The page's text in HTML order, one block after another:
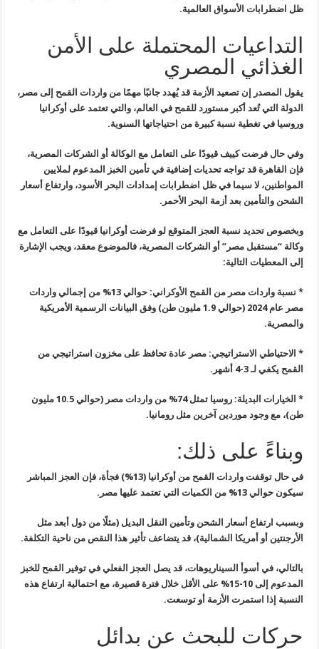
ظل اضطرابات الأسواق العالمية.
التداعيات المحتملة على الأمن
الغذائي المصري
يقول المصدر إن تصعيد الأزمة قد يُهدد جانبًا مهمًا من واردات القمح إلى مصر،
الدولة التي تُعد أكبر مستورد للقمح في العالم، والتي تعتمد على أوكرانيا
وروسيا في تغطية نسبة كبيرة من احتياجاتها السنوية.
وفي حال فرضت كييف قيودًا على التعامل مع الوكالة أو الشركات المصرية،
فإن القاهرة قد تواجه تحديات إضافية في تأمين الخبز المدعوم لملايين
المواطنين، لا سيما في ظل اضطرابات إمدادات البحر الأسود، وارتفاع أسعار
الشحن والتأمين بعد أزمة البحر الأحمر .
وبخصوص تحديد نسبة العجز المتوقع لو فرضت أوكرانيا قيودًا على التعامل مع
وكالة “مستقبل مصر” أو الشركات المصرية، فالموضوع معقد، ويجب الإشارة
إلى المعطيات التالية:
*
نسبة واردات مصر من القمح الأوكراني: حوالي 13% من إجمالي واردات
مصر
عام 2024 (حوالي 1.9 مليون طن) وفق البيانات الرسمية الأمريكية
والمصرية.
* الاحتياطي الاستراتيجي: مصر عادة تحافظ على مخزون استراتيجي من
القمح يكفي لـ 3-4 أشهر
.
*
الخيارات البديلة: روسيا تمثل 74% من واردات مصر (حوالي 10.5 مليون
طن)، مع وجود موردين آخرين مثل رومانيا.
وبناءً على ذلك:
في حال توقفت واردات القمح من أوكرانيا (13%) فجأة، فإن العجز المباشر
سيكون حوالي 13% من الكميات التي تعتمد عليها مصر
.
وبسبب ارتفاع أسعار الشحن وتأمين النقل البديل (مثلًا من دول أبعد مثل
الأرجنتين أو أمريكا الشمالية)، قد يتضاعف تأثير هذا النقص من ناحية التكلفة.
بالتالي، في أسوأ السيناريوهات، قد يصل العجز الفعلي في توفير القمح للخبز
المدعوم إلى 10-15% على الأقل خلال فترة قصيرة، مع احتمالية ارتفاع
هذه
النسبة إذا استمرت الأزمة أو توسعت.
حركات للبحث عن بدائل